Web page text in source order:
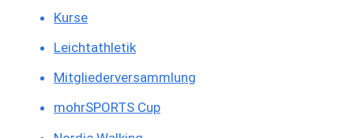
Kurse
Leichtathletik
Mitgliederversammlung
mohrSPORTS Cup